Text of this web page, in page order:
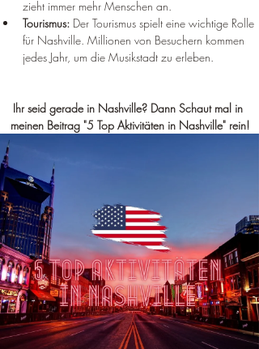
zieht immer mehr Menschen an.
Tourismus: Der Tourismus spielt eine wichtige Rolle
für Nashville. Millionen von Besuchern kommen
jedes Jahr, um die Musikstadt zu erleben.
Ihr seid gerade in Nashville? Dann Schaut mal in
meinen Beitrag "5 Top Aktivitäten in Nashville" rein!